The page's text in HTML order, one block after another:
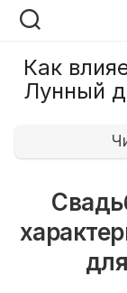
Перейти
Как
Лунный